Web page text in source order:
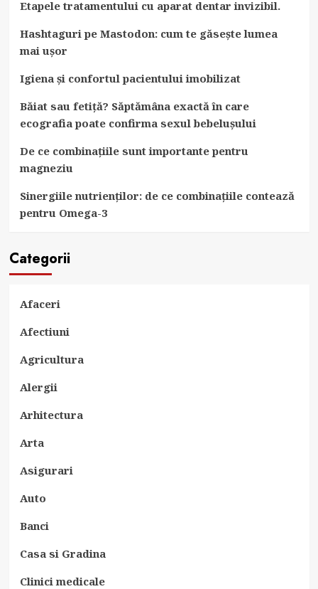
Etapele tratamentului cu aparat dentar invizibil.
Hashtaguri pe Mastodon: cum te găsește lumea
mai ușor
Igiena și confortul pacientului imobilizat
Băiat sau fetiță? Săptămâna exactă în care
ecografia poate confirma sexul bebelușului
De ce combinațiile sunt importante pentru
magneziu
Sinergiile nutrienților: de ce combinațiile contează
pentru Omega-3
Categorii
Afaceri
Afectiuni
Agricultura
Alergii
Arhitectura
Arta
Asigurari
Auto
Banci
Casa si Gradina
Clinici medicale